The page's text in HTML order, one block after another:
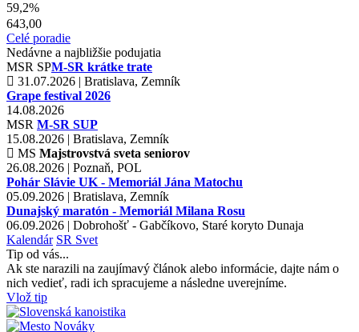
59,2%
643,00
Celé poradie
Nedávne a najbližšie podujatia
MSR SPM-SR krátke trate
31.07.2026 | Bratislava, Zemník
Grape festival 2026
14.08.2026
MSR M-SR SUP
15.08.2026 | Bratislava, Zemník
MS Majstrovstvá sveta seniorov
26.08.2026 | Poznaň, POL
Pohár Slávie UK - Memoriál Jána Matochu
05.09.2026 | Bratislava, Zemník
Dunajský maratón - Memoriál Milana Rosu
06.09.2026 | Dobrohošť - Gabčíkovo, Staré koryto Dunaja
Kalendár SR Svet
Tip od vás...
Ak ste narazili na zaujímavý článok alebo informácie, dajte nám o
nich vedieť, radi ich spracujeme a následne uverejníme.
Vlož tip